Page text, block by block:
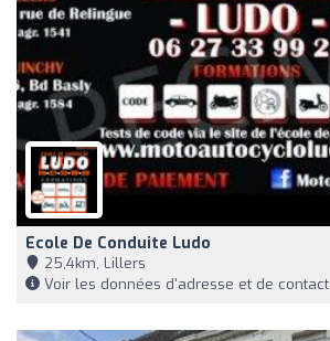
Ecole De Conduite Ludo
25,4km, Lillers
Voir les données d'adresse et de contact